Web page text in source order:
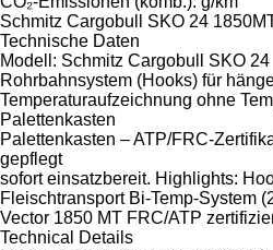
Schmitz Cargobull SKO 24
Technische Daten
Modell: Schmitz Cargobull SKO 24
Rohrbahnsystem (Hooks) für
Temperaturaufzeichnung ohne
Palettenkasten
Palettenkasten – ATP/FRC-
gepflegt
sofort einsatzbereit. Highlights:
Fleischtransport Bi-Temp-System
Vector 1850 MT FRC/ATP
Technical Details